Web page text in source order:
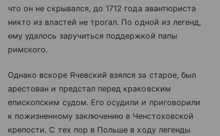
что он не скрывался, до 1712 года авантюриста
никто из властей не трогал. По одной из легенд,
ему удалось заручиться поддержкой папы
римского.
Однако вскоре Ячевский взялся за старое, был
арестован и предстал перед краковским
епископским судом. Его осудили и приговорили
к пожизненному заключению в Ченстоховской
крепости. С тех пор в Польше в ходу легенды